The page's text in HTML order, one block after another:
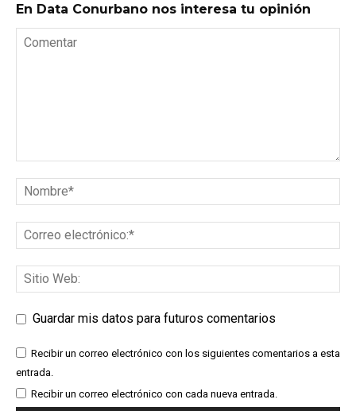
En Data Conurbano nos interesa tu opinión
Guardar mis datos para futuros comentarios
Recibir un correo electrónico con los siguientes comentarios a esta
entrada.
Recibir un correo electrónico con cada nueva entrada.